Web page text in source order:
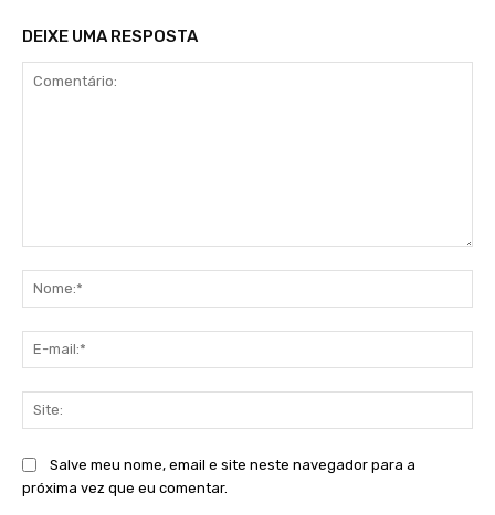
DEIXE UMA RESPOSTA
Salve meu nome, email e site neste navegador para a
próxima vez que eu comentar.